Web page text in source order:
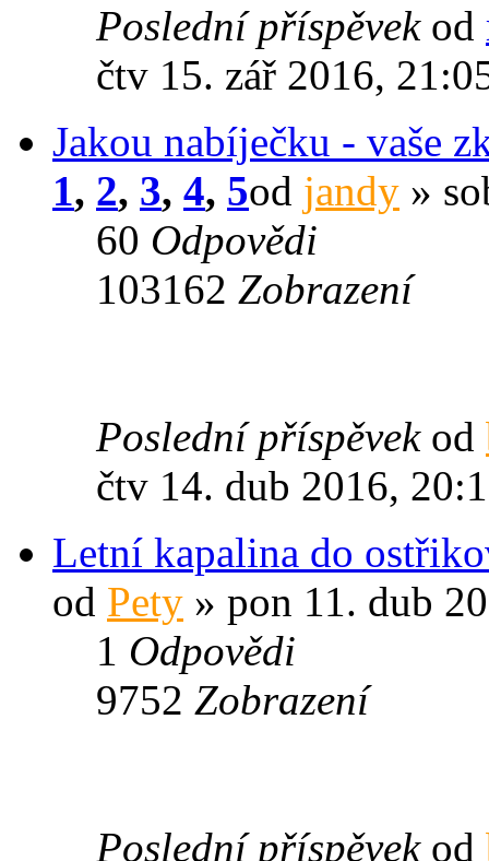
Poslední příspěvek od
čtv 15. zář 2016,
Jakou nabíječku - vaše
1, 2, 3, 4, 5od jandy »
60 Odpovědi
103162 Zobrazení
Poslední příspěvek od
čtv 14. dub 2016,
Letní kapalina do
od Pety » pon 11. dub
1 Odpovědi
9752 Zobrazení
Poslední příspěvek od